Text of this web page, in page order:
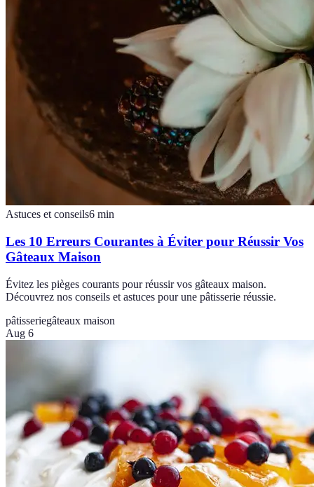
Astuces et conseils6 min
Les 10 Erreurs Courantes à Éviter pour Réussir Vos
Gâteaux Maison
Évitez les pièges courants pour réussir vos gâteaux maison.
Découvrez nos conseils et astuces pour une pâtisserie réussie.
pâtisseriegâteaux maison
Aug 6